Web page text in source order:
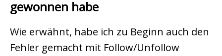
gewonnen habe
Wie erwähnt, habe ich zu Beginn auch den
Fehler gemacht mit Follow/Unfollow